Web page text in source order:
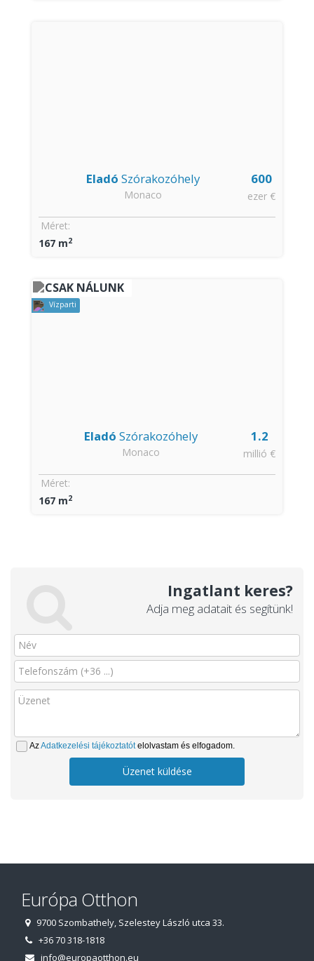
600
ezer €
Eladó Szórakozóhely
Monaco
Méret:
167 m2
CSAK NÁLUNK
Vízparti
1.2
millió €
Eladó Szórakozóhely
Monaco
Méret:
167 m2
Ingatlant keres?
Adja meg adatait és segítünk!
AzAdatkezelési tájékoztatótelolvastam és elfogadom.
Üzenet küldése
Európa Otthon
9700 Szombathely, Szelestey László utca 33.
+36 70 318-1818
info@europaotthon.eu